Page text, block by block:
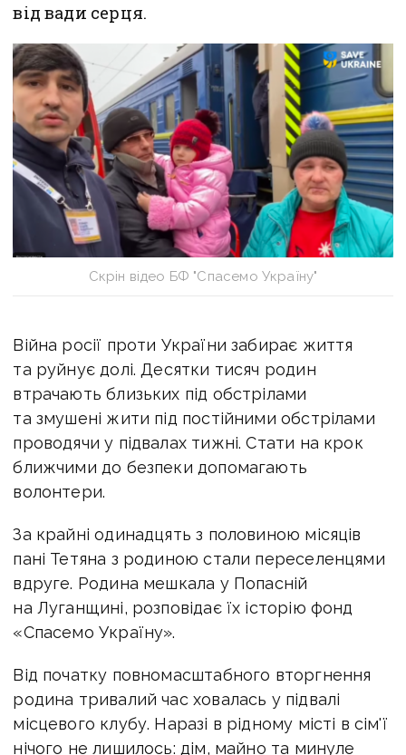
від вади серця.
Скрін відео БФ "Спасемо Україну"
Війна росії проти України забирає життя
та руйнує долі. Десятки тисяч родин
втрачають близьких під обстрілами
та змушені жити під постійними обстрілами
проводячи у підвалах тижні. Стати на крок
ближчими до безпеки допомагають
волонтери.
За крайні одинадцять з половиною місяців
пані Тетяна з родиною стали переселенцями
вдруге. Родина мешкала у Попасній
на Луганщині, розповідає їх історію фонд
«Спасемо Україну».
Від початку повномасштабного вторгнення
родина тривалий час ховалась у підвалі
місцевого клубу. Наразі в рідному місті в сім'ї
нічого не лишилось: дім, майно та минуле